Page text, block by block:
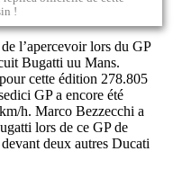
!
l’apercevoir lors du GP
Bugatti uu Mans.
cette édition 278.805
GP a encore été
h. Marco Bezzecchi a
lors de ce GP de
deux autres Ducati